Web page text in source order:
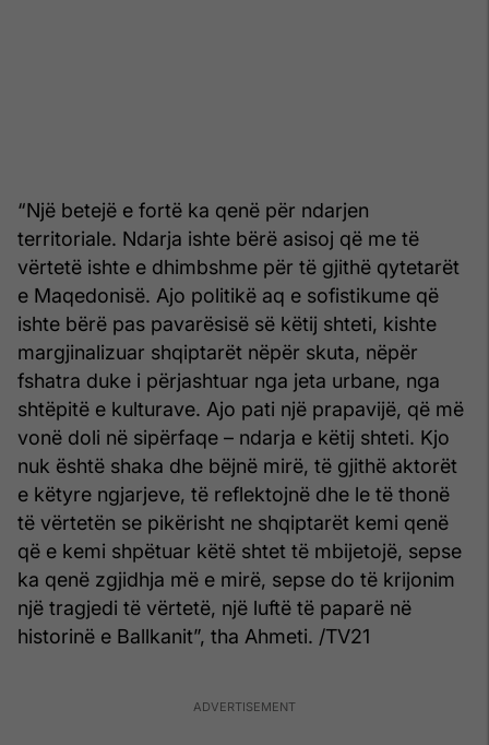
“Një betejë e fortë ka qenë për ndarjen
territoriale. Ndarja ishte bërë asisoj që me të
vërtetë ishte e dhimbshme për të gjithë qytetarët
e Maqedonisë. Ajo politikë aq e sofistikume që
ishte bërë pas pavarësisë së këtij shteti, kishte
margjinalizuar shqiptarët nëpër skuta, nëpër
fshatra duke i përjashtuar nga jeta urbane, nga
shtëpitë e kulturave. Ajo pati një prapavijë, që më
vonë doli në sipërfaqe – ndarja e këtij shteti. Kjo
nuk është shaka dhe bëjnë mirë, të gjithë aktorët
e këtyre ngjarjeve, të reflektojnë dhe le të thonë
të vërtetën se pikërisht ne shqiptarët kemi qenë
që e kemi shpëtuar këtë shtet të mbijetojë, sepse
ka qenë zgjidhja më e mirë, sepse do të krijonim
një tragjedi të vërtetë, një luftë të paparë në
historinë e Ballkanit”, tha Ahmeti. /TV21